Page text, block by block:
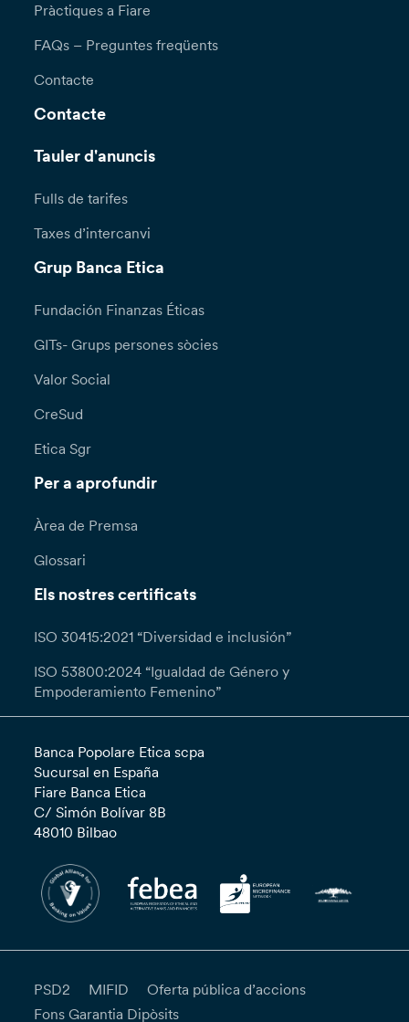
Pràctiques a Fiare
FAQs – Preguntes freqüents
Contacte
Contacte
Tauler d'anuncis
Fulls de tarifes
Taxes d’intercanvi
Grup Banca Etica
Fundación Finanzas Éticas
GITs- Grups persones sòcies
Valor Social
CreSud
Etica Sgr
Per a aprofundir
Àrea de Premsa
Glossari
Els nostres certificats
ISO 30415:2021 “Diversidad e inclusión”
ISO 53800:2024 “Igualdad de Género y
Empoderamiento Femenino”
Banca Popolare Etica scpa
Sucursal en España
Fiare Banca Etica
C/ Simón Bolívar 8B
48010 Bilbao
PSD2 MIFID
Oferta pública d’accions
Fons Garantia Dipòsits